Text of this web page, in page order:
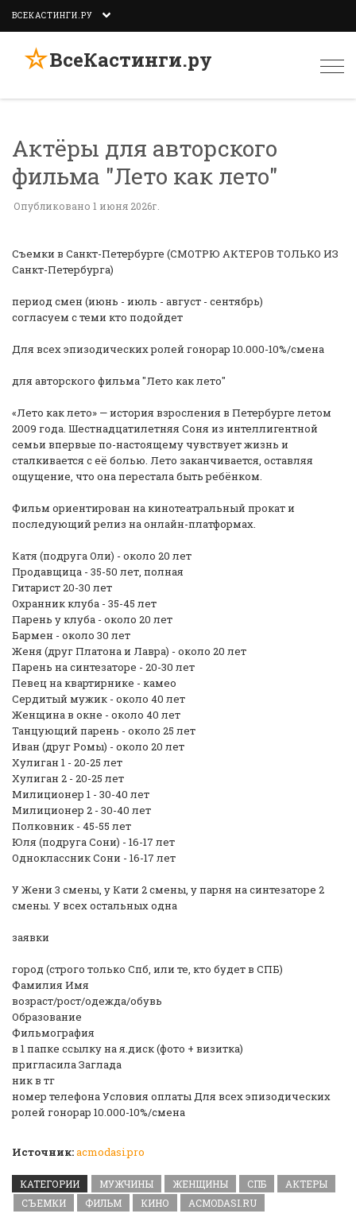
ВСЕКАСТИНГИ.РУ
☆ВсеКастинги.ру
Актёры для авторского
фильма "Лето как лето"
Опубликовано 1 июня 2026г.
Съемки в Санкт-Петербурге (СМОТРЮ АКТЕРОВ ТОЛЬКО ИЗ
Санкт-Петербурга)
период смен (июнь - июль - август - сентябрь)
согласуем с теми кто подойдет
Для всех эпизодических ролей гонорар 10.000-10%/смена
для авторского фильма "Лето как лето"
«Лето как лето» — история взросления в Петербурге летом
2009 года. Шестнадцатилетняя Соня из интеллигентной
семьи впервые по-настоящему чувствует жизнь и
сталкивается с её болью. Лето заканчивается, оставляя
ощущение, что она перестала быть ребёнком.
Фильм ориентирован на кинотеатральный прокат и
последующий релиз на онлайн-платформах.
Катя (подруга Оли) - около 20 лет
Продавщица - 35-50 лет, полная
Гитарист 20-30 лет
Охранник клуба - 35-45 лет
Парень у клуба - около 20 лет
Бармен - около 30 лет
Женя (друг Платона и Лавра) - около 20 лет
Парень на синтезаторе - 20-30 лет
Певец на квартирнике - камео
Сердитый мужик - около 40 лет
Женщина в окне - около 40 лет
Танцующий парень - около 25 лет
Иван (друг Ромы) - около 20 лет
Хулиган 1 - 20-25 лет
Хулиган 2 - 20-25 лет
Милиционер 1 - 30-40 лет
Милиционер 2 - 30-40 лет
Полковник - 45-55 лет
Юля (подруга Сони) - 16-17 лет
Одноклассник Сони - 16-17 лет
У Жени 3 смены, у Кати 2 смены, у парня на синтезаторе 2
смены. У всех остальных одна
️заявки
город (строго только Спб, или те, кто будет в СПБ)
Фамилия Имя
возраст/рост/одежда/обувь
Образование
Фильмография
в 1 папке ссылку на я.диск (фото + визитка)
пригласила Заглада
ник в тг
номер телефона Условия оплаты Для всех эпизодических
ролей гонорар 10.000-10%/смена
Источник:acmodasi.pro
КАТЕГОРИИ МУЖЧИНЫ ЖЕНЩИНЫ СПБ
АКТЕРЫ
СЪЕМКИ
ФИЛЬМ КИНО ACMODASI.RU